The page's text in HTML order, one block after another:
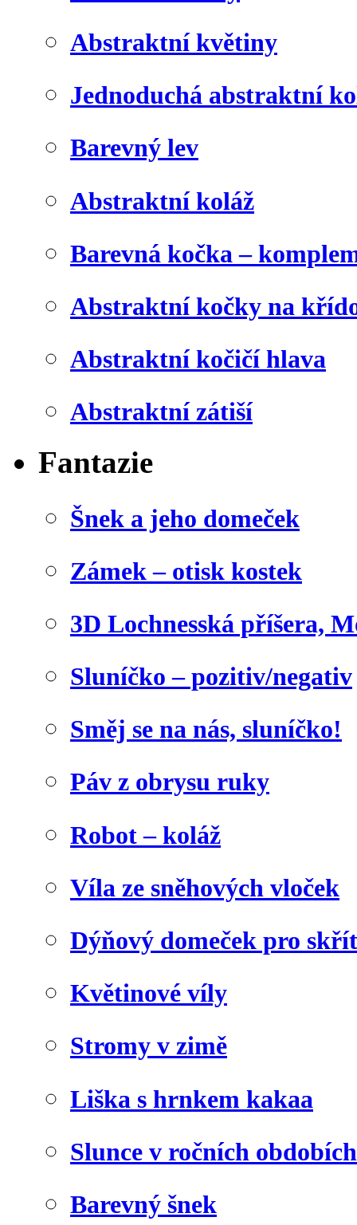
Abstraktní květiny
Jednoduchá abstraktní
Barevný lev
Abstraktní koláž
Barevná kočka –
Abstraktní kočky na
Abstraktní kočičí hlava
Abstraktní zátiší
Fantazie
Šnek a jeho domeček
Zámek – otisk kostek
3D Lochnesská příšera,
Sluníčko – pozitiv/negativ
Směj se na nás, sluníčko!
Páv z obrysu ruky
Robot – koláž
Víla ze sněhových vloček
Dýňový domeček pro
Květinové víly
Stromy v zimě
Liška s hrnkem kakaa
Slunce v ročních obdobích
Barevný šnek